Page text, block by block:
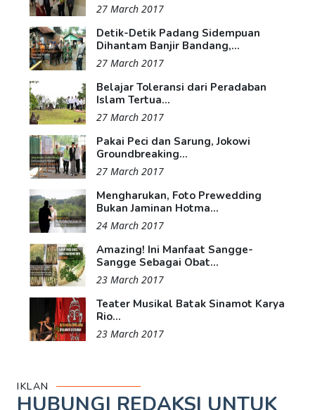
27 March 2017
Detik-Detik Padang Sidempuan
Dihantam Banjir Bandang,...
27 March 2017
Belajar Toleransi dari Peradaban
Islam Tertua...
27 March 2017
Pakai Peci dan Sarung, Jokowi
Groundbreaking...
27 March 2017
Mengharukan, Foto Prewedding
Bukan Jaminan Hotma...
24 March 2017
Amazing! Ini Manfaat Sangge-
Sangge Sebagai Obat...
23 March 2017
Teater Musikal Batak Sinamot Karya
Rio...
23 March 2017
IKLAN
HUBUNGI REDAKSI UNTUK